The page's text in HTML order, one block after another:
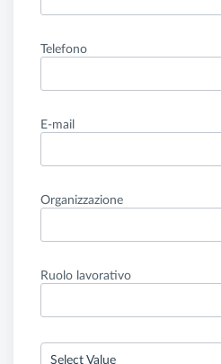
Telefono
E-mail
Organizzazione
Ruolo lavorativo
Select Value